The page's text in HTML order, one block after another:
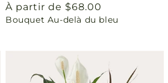
Prix
habituel
À partir de $68.00
Bouquet Au-delà du bleu